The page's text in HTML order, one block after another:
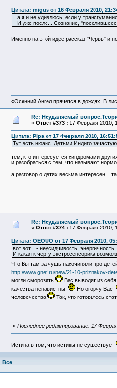
Цитата: migus от 16 Февраля 2010,
...а я и не удивлюсь, если у
И уже после... Сознание,
Именно на этой идее рассказ "Червь" и
«Осенний Ангел прячется в дождях. В
Re: Неудаляемый
« Ответ #373 : 17 Февраля 2010,
Цитата: Pipa от 17 Февраля 2010,
Тут есть нюанс. Детьми Индиго
тем, кто интересуется синдромами
и разобраться с тем, что называют
а разговор о детях весьма интересен...
Re: Неудаляемый
« Ответ #374 : 17 Февраля 2010,
Цитата: OEOUO от 17 Февраля 2010,
вот вот... - неусидчивость,
И какая к черту экстросенсорика
Что Вы там за чушь насочиняли про
http://www.gnef.ru/new/21-10-priznakov-
могли сморозить
Вас выводят из
качества ненавистны
Но огорчу Вас
человечества
Так, что готовьтесь
« Последнее редактирование: 17
Истина в том, что истины не существует
Все